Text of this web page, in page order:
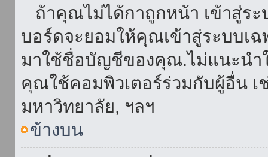
ถ้าคุณไม่ได้กาถูกหน้า เข้าสู่ร
บอร์ดจะยอมให้คุณเข้าสู่ระบบเ
มาใช้ชื่อบัญชีของคุณ.ไม่แนะนำ
คุณใช้คอมพิวเตอร์ร่วมกับผู้อื่น เ
มหาวิทยาลัย, ฯลฯ
ข้างบน